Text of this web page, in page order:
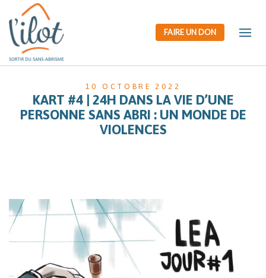
10 OCTOBRE 2022
KART #4 | 24H DANS LA VIE D’UNE
PERSONNE SANS ABRI : UN MONDE DE
VIOLENCES
FAIRE UN DON